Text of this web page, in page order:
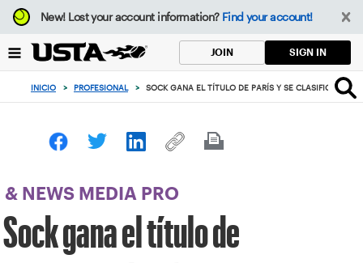
Enfoque
desde
botón
volver
principio
New!Lost your account information? Find your account!
JOIN SIGN IN
INICIO > PROFESIONAL > SOCK GANA EL TÍTULO DE PARÍS Y SE CLASIFICA PARA
& NEWS MEDIA PRO
Sock gana el título de